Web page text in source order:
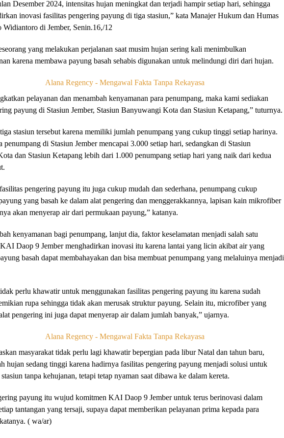
Desember 2024, intensitas hujan meningkat dan terjadi hampir setiap hari, sehingga
inovasi fasilitas pengering payung di tiga stasiun,” kata Manajer Hukum dan Humas
Widiantoro di Jember, Senin.16,/12
yang melakukan perjalanan saat musim hujan sering kali menimbulkan
karena membawa payung basah sehabis digunakan untuk melindungi diri dari hujan.
pelayanan dan menambah kenyamanan para penumpang, maka kami sediakan
payung di Stasiun Jember, Stasiun Banyuwangi Kota dan Stasiun Ketapang,” tuturnya.
stasiun tersebut karena memiliki jumlah penumpang yang cukup tinggi setiap harinya.
penumpang di Stasiun Jember mencapai 3.000 setiap hari, sedangkan di Stasiun
dan Stasiun Ketapang lebih dari 1.000 penumpang setiap hari yang naik dari kedua
pengering payung itu juga cukup mudah dan sederhana, penumpang cukup
yang basah ke dalam alat pengering dan menggerakkannya, lapisan kain mikrofiber
akan menyerap air dari permukaan payung,” katanya.
kenyamanan bagi penumpang, lanjut dia, faktor keselamatan menjadi salah satu
Daop 9 Jember menghadirkan inovasi itu karena lantai yang licin akibat air yang
basah dapat membahayakan dan bisa membuat penumpang yang melaluinya menjadi
perlu khawatir untuk menggunakan fasilitas pengering payung itu karena sudah
rupa sehingga tidak akan merusak struktur payung. Selain itu, microfiber yang
pengering ini juga dapat menyerap air dalam jumlah banyak,” ujarnya.
masyarakat tidak perlu lagi khawatir bepergian pada libur Natal dan tahun baru,
hujan sedang tinggi karena hadirnya fasilitas pengering payung menjadi solusi untuk
tanpa kehujanan, tetapi tetap nyaman saat dibawa ke dalam kereta.
payung itu wujud komitmen KAI Daop 9 Jember untuk terus berinovasi dalam
tantangan yang tersaji, supaya dapat memberikan pelayanan prima kepada para
( wa/ar)